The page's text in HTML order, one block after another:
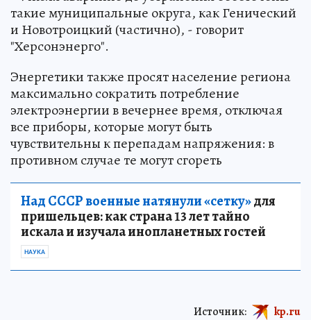
такие муниципальные округа, как Генический
и Новотроицкий (частично), - говорит
"Херсонэнерго".
Энергетики также просят население региона
максимально сократить потребление
электроэнергии в вечернее время, отключая
все приборы, которые могут быть
чувствительны к перепадам напряжения: в
противном случае те могут сгореть
Над СССР военные натянули «сетку»для
пришельцев: как страна 13 лет тайно
искала и изучала инопланетных гостей
НАУКА
Источник: kp.ru